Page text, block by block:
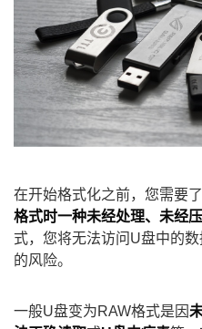
在开始格式化之前，您需要
格式时一种未经处理、未经
式，您将无法访问U盘中的
的风险。
一般U盘变为RAW格式是因